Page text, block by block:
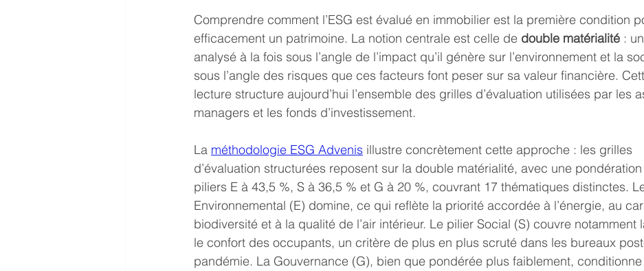
Comprendre comment l’ESG est évalué en immobilier est la première condition
efficacement un patrimoine. La notion centrale est celle de double matérialité :
analysé à la fois sous l’angle de l’impact qu’il génère sur l’environnement et la
sous l’angle des risques que ces facteurs font peser sur sa valeur financière.
lecture structure aujourd’hui l’ensemble des grilles d’évaluation utilisées par les
managers et les fonds d’investissement.
La méthodologie ESG Advenis illustre concrètement cette approche : les grilles
d’évaluation structurées reposent sur la double matérialité, avec une
piliers E à 43,5 %, S à 36,5 % et G à 20 %, couvrant 17 thématiques distinctes.
Environnemental (E) domine, ce qui reflète la priorité accordée à l’énergie, au
biodiversité et à la qualité de l’air intérieur. Le pilier Social (S) couvre notamment
le confort des occupants, un critère de plus en plus scruté dans les bureaux
pandémie. La Gouvernance (G), bien que pondérée plus faiblement,